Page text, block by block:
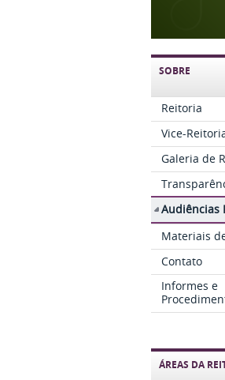
SOBRE
Reitoria
Vice-
Galeria de
Audiências
Materiais
Contato
Informes e
ÁREAS DA